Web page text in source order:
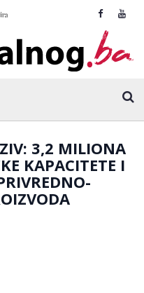
3,2 MILIONA
KAPACITETE I